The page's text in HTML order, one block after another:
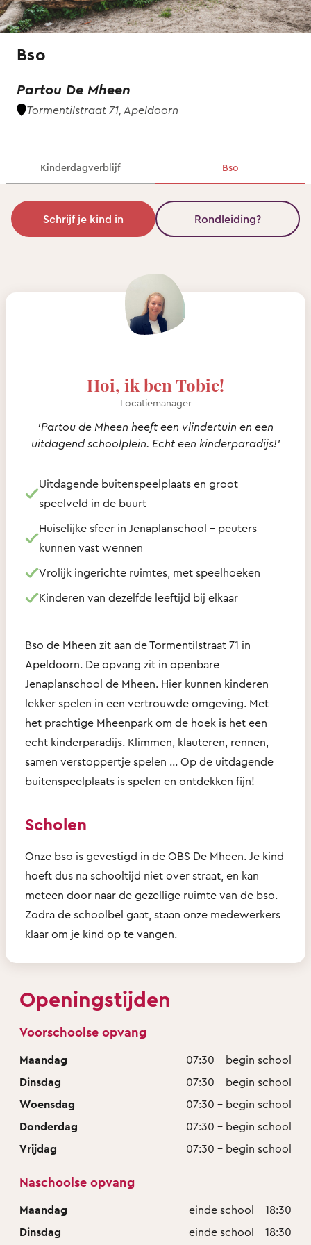
Bso
Partou De Mheen
Tormentilstraat 71, Apeldoorn
Kinderdagverblijf Bso
Schrijf je kind in Rondleiding?
Hoi, ik ben Tobie!
Locatiemanager
‘Partou de Mheen heeft een vlindertuin en een
uitdagend schoolplein. Echt een kinderparadijs!’
Uitdagende buitenspeelplaats en groot
speelveld in de buurt
Huiselijke sfeer in Jenaplanschool – peuters
kunnen vast wennen
Vrolijk ingerichte ruimtes, met speelhoeken
Kinderen van dezelfde leeftijd bij elkaar
Bso de Mheen zit aan de Tormentilstraat 71 in
Apeldoorn. De opvang zit in openbare
Jenaplanschool de Mheen. Hier kunnen kinderen
lekker spelen in een vertrouwde omgeving. Met
het prachtige Mheenpark om de hoek is het een
echt kinderparadijs. Klimmen, klauteren, rennen,
samen verstoppertje spelen ... Op de uitdagende
buitenspeelplaats is spelen en ontdekken fijn!
Scholen
Onze bso is gevestigd in de OBS De Mheen. Je kind
hoeft dus na schooltijd niet over straat, en kan
meteen door naar de gezellige ruimte van de bso.
Zodra de schoolbel gaat, staan onze medewerkers
klaar om je kind op te vangen.
Openingstijden
Voorschoolse opvang
Maandag
07:30 - begin school
Dinsdag
07:30 - begin school
Woensdag
07:30 - begin school
Donderdag
07:30 - begin school
Vrijdag
07:30 - begin school
Naschoolse opvang
Maandag
einde school - 18:30
Dinsdag
einde school - 18:30